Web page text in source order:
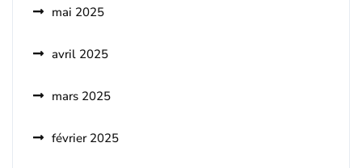
mai 2025
avril 2025
mars 2025
février 2025